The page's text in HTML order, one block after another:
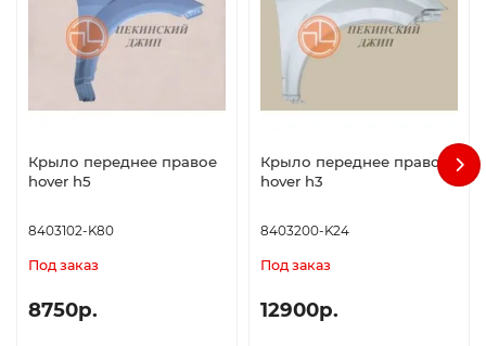
Крыло переднее правое
hover h5
8403102-K80
Под заказ
8750р.
Крыло переднее правое
hover h3
8403200-K24
Под заказ
12900р.